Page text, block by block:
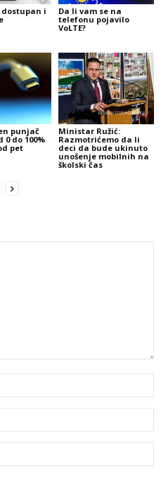
dostupan i
Da li vam se na
telefonu pojavilo
VoLTE?
punjač
0 do 100%
pet
Ministar Ružić:
Razmotrićemo da li
deci da bude ukinuto
unošenje mobilnih na
školski čas